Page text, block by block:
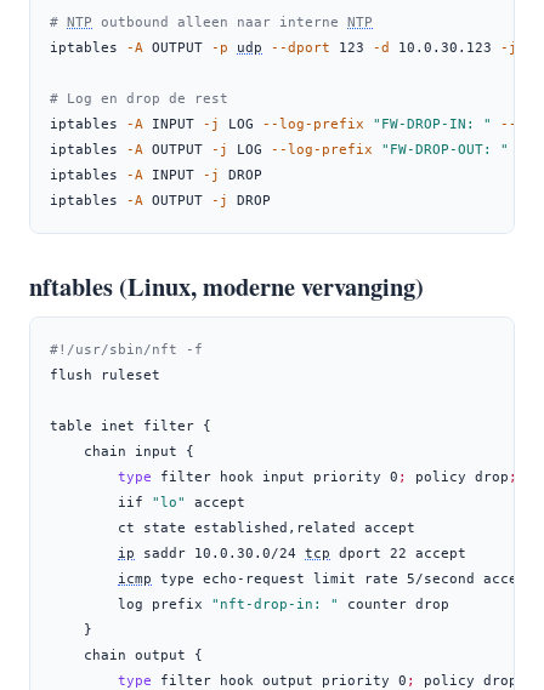
# NTP outbound alleen naar interne NTP
iptables
-A OUTPUT -p udp --dport 123 -d 10.0.30.123 -j
# Log en drop de rest
iptables
-A INPUT -j LOG --log-prefix "FW-DROP-IN: "
--
iptables
-A OUTPUT -j LOG --log-prefix "FW-DROP-OUT: "
iptables
-A INPUT -j
DROP
iptables
-A OUTPUT -j DROP
nftables (Linux, moderne vervanging)
#!/usr/sbin/nft -f
flush ruleset
table inet filter {
chain input {
type filter hook input priority 0 ; policy drop ;
iif
"lo"
accept
ct state established,related accept
ip saddr 10.0.30.0/24 tcp dport 22 accept
icmp type echo-request limit rate 5/second accept
log prefix "nft-drop-in: "
counter drop
}
chain output {
type filter hook output priority 0 ; policy drop